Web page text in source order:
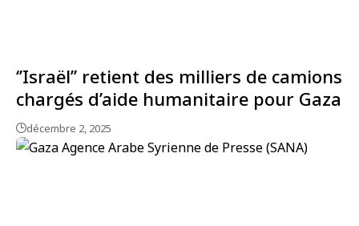
‘’Israël’’ retient des milliers de camions
chargés d’aide humanitaire pour Gaza
décembre 2, 2025